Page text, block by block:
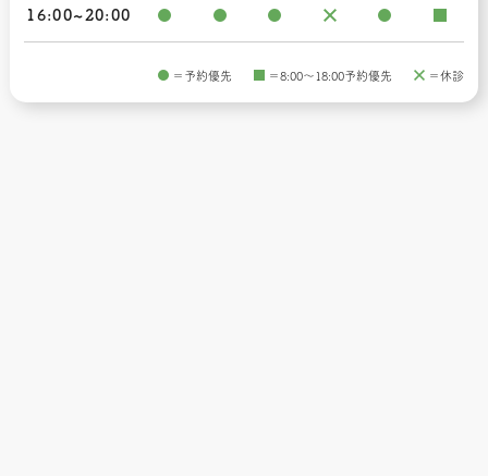
16:00~20:00
＝予約優先 ＝8:00〜18:00予約優先 ＝休診